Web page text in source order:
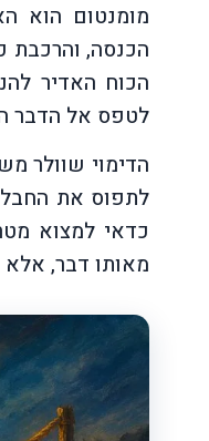
מומנטום הוא
הכנסה, והרכבת
הכוח האדיר
לטפס אל הדבר
הדימוי שוולר
לתפוס את
כדאי למצוא
מאותו דבר, אלא